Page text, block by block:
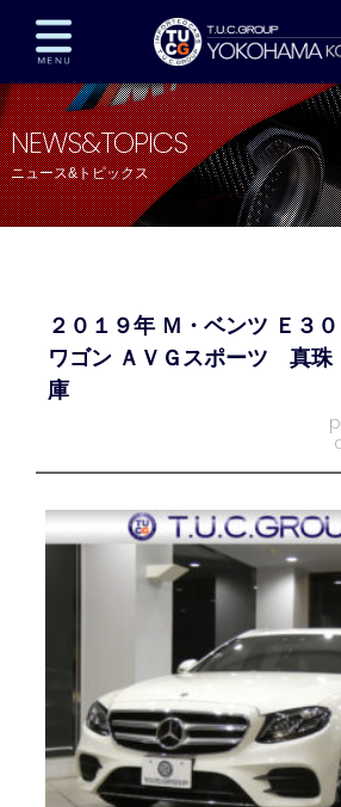
在庫車両情報 保証&サービス
TUCとは？ 店舗情報
全国納車 特別作業
プライバシーポリシー スタッフblog
NEWS&TOPICS
ニュース&トピックス
２０１９年 Ｍ・ベンツ Ｅ３
ワゴン ＡＶＧスポーツ 真
庫